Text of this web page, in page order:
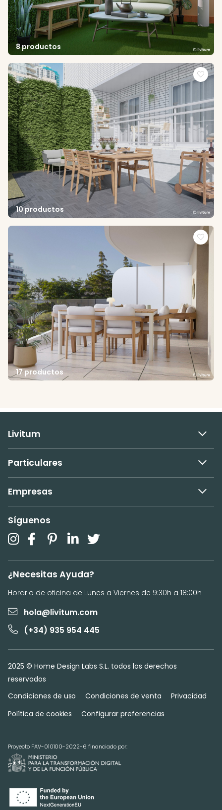
8 productos
10 productos
17 productos
Livitum
Particulares
Empresas
Síguenos
¿Necesitas Ayuda?
Horario de oficina de Lunes a Viernes de 9:30h a 18:00h
hola@livitum.com
(+34) 935 954 445
2025 © Home Design Labs S.L. todos los derechos
reservados
Condiciones de uso
Condiciones de venta
Privacidad
Política de cookies
Configurar preferencias
Proyecto FAV-010100-2022-6 financiado por: